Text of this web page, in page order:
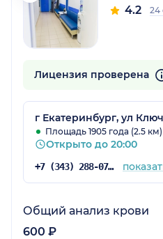
4.2 24
Лицензия проверена
г Екатеринбург, ул
Площадь 1905 года (2.5 км)
Открыто до 20:00
+7 (343) 288-07-69
Общий анализ крови
600 ₽